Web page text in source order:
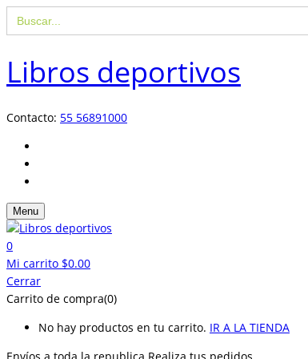
Buscar:
Libros deportivos
Contacto: 55 56891000
Menu
0
Mi carrito $0.00
Cerrar
Carrito de compra(0)
No hay productos en tu carrito. IR A LA TIENDA